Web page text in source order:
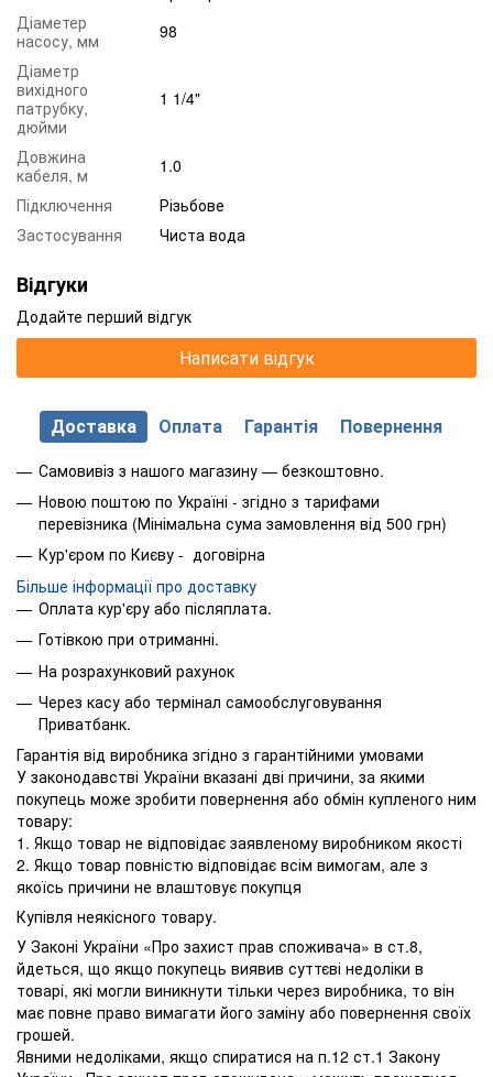
Діаметер
насосу, мм
98
Діаметр
вихідного
патрубку,
дюйми
1 1/4"
Довжина
кабеля, м
1.0
Підключення
Різьбове
Застосування
Чиста вода
Відгуки
Додайте перший відгук
Написати відгук
Доставка Оплата Гарантія Повернення
Самовивіз з нашого магазину — безкоштовно.
Новою поштою по Україні - згідно з тарифами
перевізника (Мінімальна сума замовлення від 500 грн)
Кур'єром по Києву - договірна
Більше інформації про доставку
Оплата кур'єру або післяплата.
Готівкою при отриманні.
На розрахунковий рахунок
Через касу або термінал самообслуговування
Приватбанк.
Гарантія від виробника згідно з гарантійними умовами
У законодавстві України вказані дві причини, за якими
покупець може зробити повернення або обмін купленого ним
товару:
1. Якщо товар не відповідає заявленому виробником якості
2. Якщо товар повністю відповідає всім вимогам, але з
якоїсь причини не влаштовує покупця
Купівля неякісного товару.
У Законі України «Про захист прав споживача» в ст.8,
йдеться, що якщо покупець виявив суттєві недоліки в
товарі, які могли виникнути тільки через виробника, то він
має повне право вимагати його заміну або повернення своїх
грошей.
Явними недоліками, якщо спиратися на п.12 ст.1 Закону